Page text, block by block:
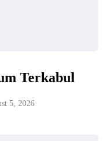
Terkabul
5, 2026